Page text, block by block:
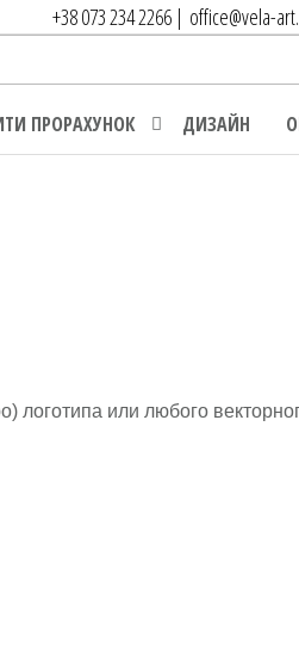
+38 073 234 2266 | office@vela-
ПРОРАХУНОК ДИЗАЙН
логотипа или любого